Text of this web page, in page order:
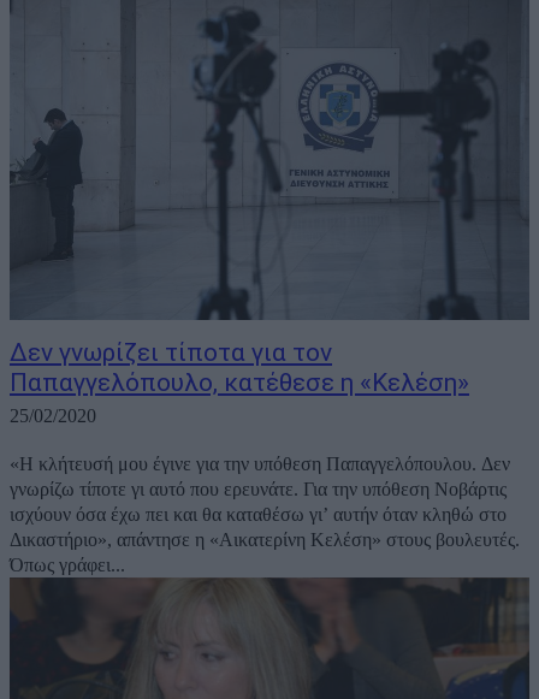
Δεν γνωρίζει τίποτα για τον
Παπαγγελόπουλο, κατέθεσε η «Κελέση»
25/02/2020
«Η κλήτευσή μου έγινε για την υπόθεση Παπαγγελόπουλου. Δεν
γνωρίζω τίποτε γι αυτό που ερευνάτε. Για την υπόθεση Νοβάρτις
ισχύουν όσα έχω πει και θα καταθέσω γι’ αυτήν όταν κληθώ στο
Δικαστήριο», απάντησε η «Αικατερίνη Κελέση» στους βουλευτές.
Όπως γράφει...